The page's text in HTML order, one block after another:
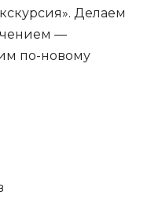
Делаем
—
по-новому